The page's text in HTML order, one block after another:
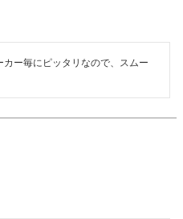
ー毎にピッタリなので、スムー